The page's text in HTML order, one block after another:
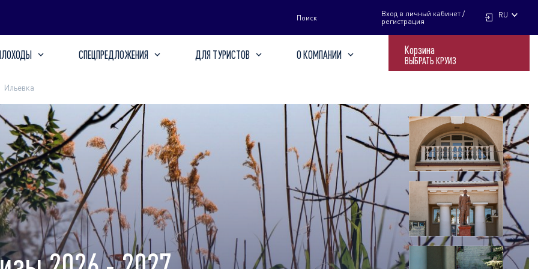
Поиск
Вход в личный кабинет /
регистрация
RU
СПЕЦПРЕДЛОЖЕНИЯ ДЛЯ ТУРИСТОВ О КОМПАНИИ Корзина
ВЫБРАТЬ КРУИЗ
Ильевка